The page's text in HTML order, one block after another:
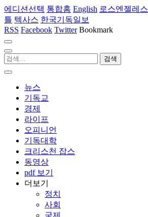
에디션선택 통합홈 English 로스엔젤레스
틀 텍사스 한국기독일보
RSS Facebook Twitter Bookmark
뉴스
기독교
경제
라이프
오피니언
기독대학
크리스천 잡스
동영상
pdf 보기
더보기
정치
사회
국제